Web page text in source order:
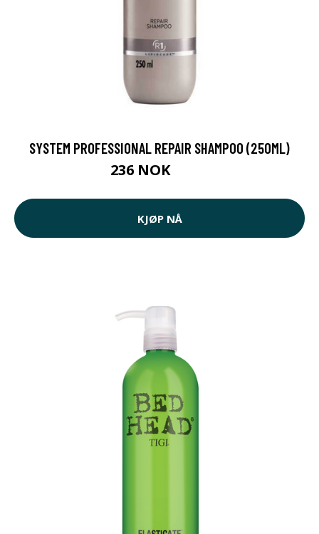
SYSTEM PROFESSIONAL REPAIR SHAMPOO (250ML)
236 NOK
KJØP NÅ